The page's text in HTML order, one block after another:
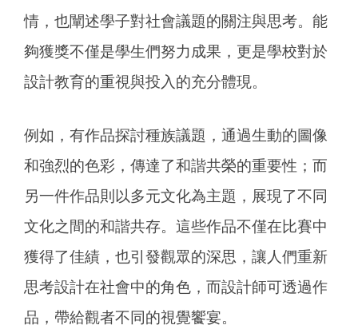
情，也闡述學子對社會議題的關注與思考。能
夠獲獎不僅是學生們努力成果，更是學校對於
設計教育的重視與投入的充分體現。
例如，有作品探討種族議題，通過生動的圖像
和強烈的色彩，傳達了和諧共榮的重要性；而
另一件作品則以多元文化為主題，展現了不同
文化之間的和諧共存。這些作品不僅在比賽中
獲得了佳績，也引發觀眾的深思，讓人們重新
思考設計在社會中的角色，而設計師可透過作
品，帶給觀者不同的視覺饗宴。